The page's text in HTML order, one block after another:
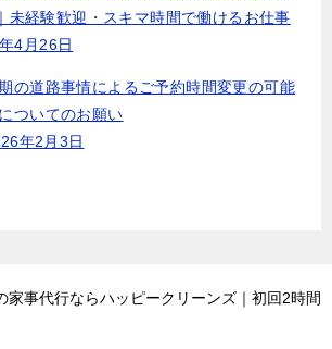
未経験歓迎・スキマ時間で働けるお仕事
4月26日
の道路事情によるご予約時間変更の可能
ついてのお願い
年2月3日
家事代行ならハッピークリーンズ｜初回2時間